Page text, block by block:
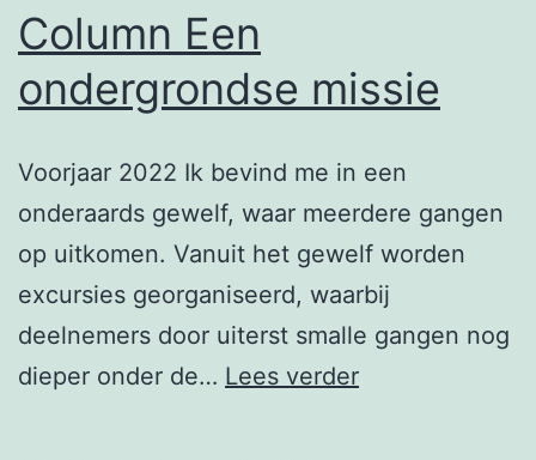
Column Een
ondergrondse missie
Voorjaar 2022 Ik bevind me in een
onderaards gewelf, waar meerdere gangen
op uitkomen. Vanuit het gewelf worden
excursies georganiseerd, waarbij
deelnemers door uiterst smalle gangen nog
dieper onder de… Lees verderColumn